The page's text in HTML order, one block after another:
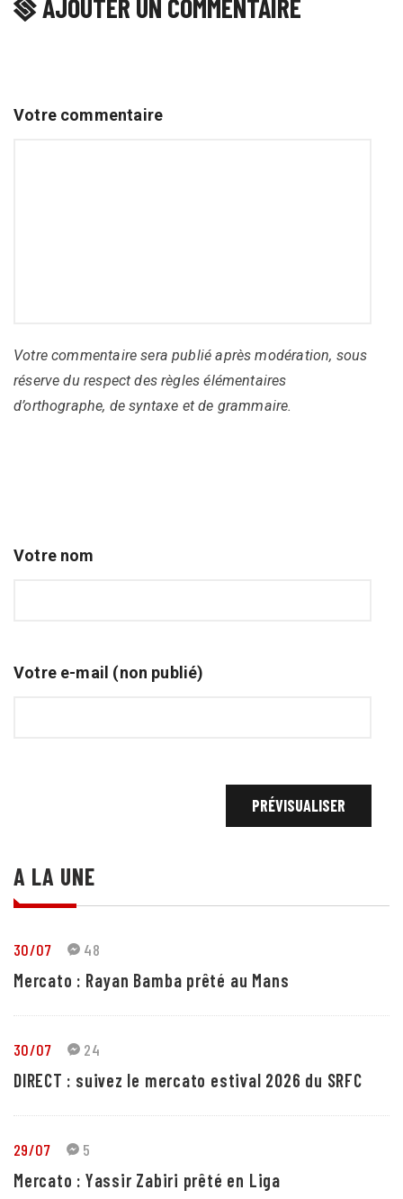
AJOUTER UN COMMENTAIRE
Votre commentaire
Votre commentaire sera publié après modération, sous
réserve du respect des règles élémentaires
d’orthographe, de syntaxe et de grammaire.
Votre nom
Votre e-mail (non publié)
A LA UNE
30/07 48
Mercato : Rayan Bamba prêté au Mans
30/07 24
DIRECT : suivez le mercato estival 2026 du SRFC
29/07 5
Mercato : Yassir Zabiri prêté en Liga